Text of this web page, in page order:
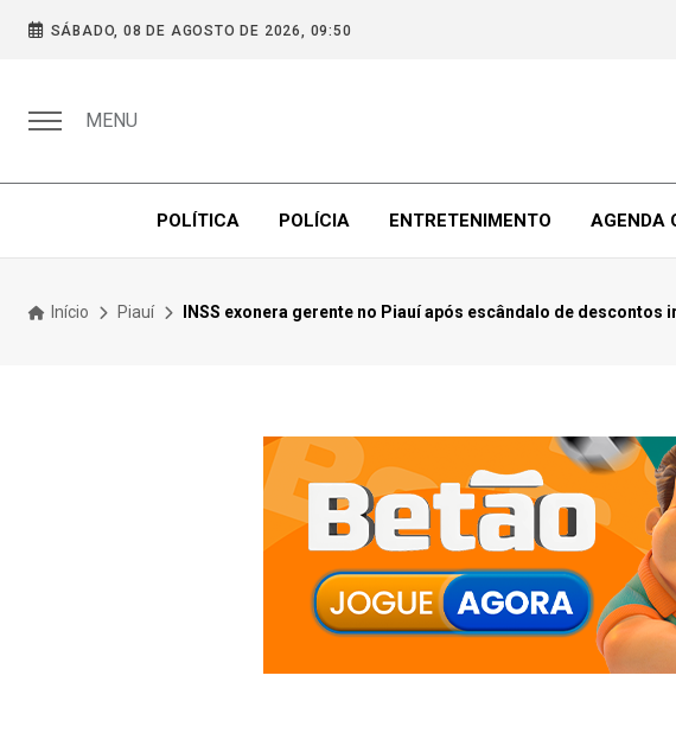
SÁBADO, 08 DE AGOSTO DE 2026, 09:50
MENU
POLÍTICA POLÍCIA ENTRETENIMENTO AGENDA
Início Piauí INSS exonera gerente no Piauí após escândalo de